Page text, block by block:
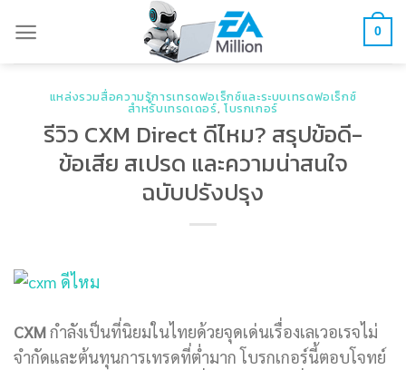
content
0
แหล่งรวมสื่อความรู้การเทรดฟอเร็กซ์และระบบเทรดฟอเร็กซ์
สำหรับเทรดเดอร์, โบรกเกอร์
รีวิว CXM Direct ดีไหม? สรุปข้อดี-
ข้อเสีย สเปรด และความน่าสนใจ
ฉบับปรังปรุง
CXMกำลังเป็นที่นิยมในไทยด้วยจุดเด่นเรื่องเลเวอเรจไม่
จำกัดและต้นทุนการเทรดที่ต่ำมาก โบรกเกอร์นี้ตอบโจทย์